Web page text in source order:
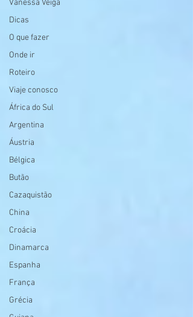
Vanessa Veiga
Dicas
O que fazer
Onde ir
Roteiro
Viaje conosco
África do Sul
Argentina
Áustria
Bélgica
Butão
Cazaquistão
China
Croácia
Dinamarca
Espanha
França
Grécia